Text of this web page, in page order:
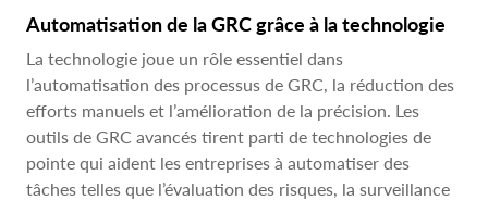
Automatisation de la GRC grâce à la technologie
La technologie joue un rôle essentiel dans
l’automatisation des processus de GRC, la réduction des
efforts manuels et l’amélioration de la précision. Les
outils de GRC avancés tirent parti de technologies de
pointe qui aident les entreprises à automatiser des
tâches telles que l’évaluation des risques, la surveillance